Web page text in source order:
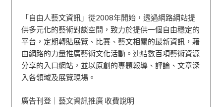
「自由人藝文資訊」從2008年開始，透過網路網站提
供多元化的藝術對談空間，致力於提供一個自由穩定的
平台，定期轉貼展覽、比賽、藝文相關的最新資訊，藉
由網路的力量推廣藝術文化活動。連結數百項藝術資源
分享的入口網站，並以原創的專題報導、評論、文章深
入各領域及展覽現場。
廣告刊登｜藝文資訊推廣 收費說明